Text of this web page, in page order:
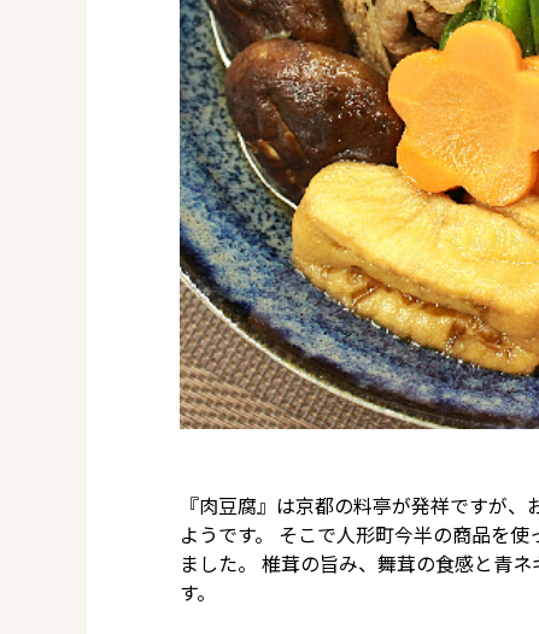
『肉豆腐』は京都の料亭が発祥ですが
ようです。 そこで人形町今半の商品を
ました。 椎茸の旨み、舞茸の食感と青
す。